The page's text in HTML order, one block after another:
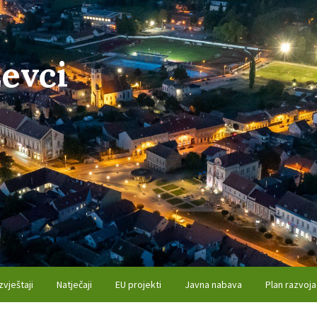
Natječaji EU projekti Javna nabava Plan